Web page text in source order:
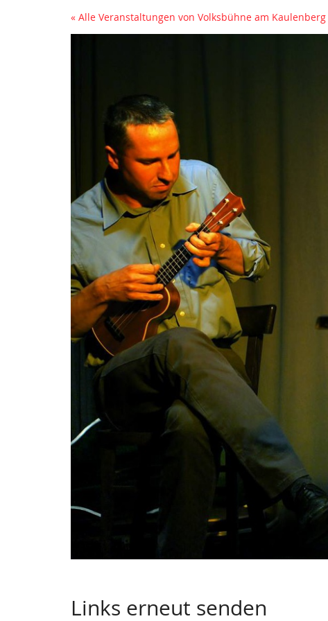
« Alle Veranstaltungen von Volksbühne am Kaulenberg
Links erneut senden